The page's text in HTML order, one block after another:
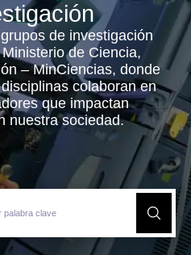
de investigación
de Ciencia,
– MinCiencias, donde
colaboran en
que impactan
nuestra sociedad.